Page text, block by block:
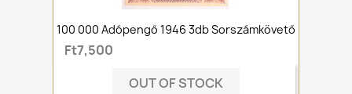
100 000 Adópengő 1946 3db Sorszámkövető
Ft7,500
OUT OF STOCK